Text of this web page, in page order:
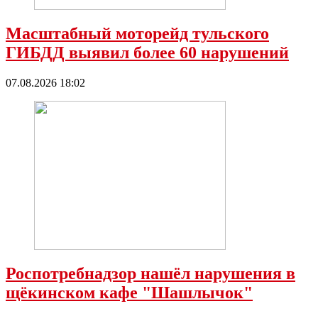
Масштабный моторейд тульского
ГИБДД выявил более 60 нарушений
07.08.2026 18:02
Роспотребнадзор нашёл нарушения в
щёкинском кафе "Шашлычок"